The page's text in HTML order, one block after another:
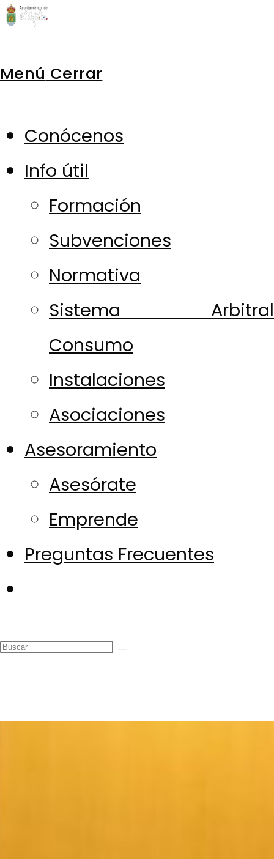
Ir
contenido
Menú Cerrar
Conócenos
Info útil
Formación
Subvenciones
Normativa
Sistema Arbitral
Consumo
Instalaciones
Asociaciones
Asesoramiento
Asesórate
Emprende
Preguntas Frecuentes
de